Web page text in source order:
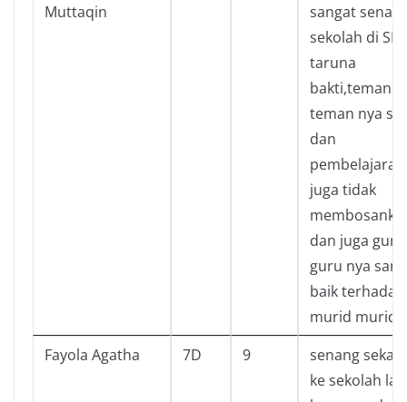
Muttaqin
sangat
sekolah di
taruna
bakti,teman
teman nya
dan
juga tidak
dan juga guru
guru nya
baik terhadap
murid murid
Fayola Agatha
7D 9
senang sekali
ke sekolah